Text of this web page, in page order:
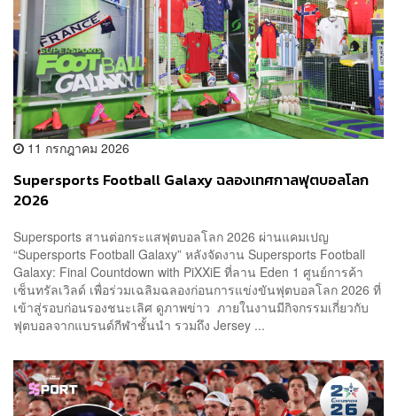
11 กรกฎาคม 2026
Supersports Football Galaxy ฉลองเทศกาลฟุตบอลโลก
2026
Supersports สานต่อกระแสฟุตบอลโลก 2026 ผ่านแคมเปญ
“Supersports Football Galaxy” หลังจัดงาน Supersports Football
Galaxy: Final Countdown with PiXXiE ที่ลาน Eden 1 ศูนย์การค้า
เซ็นทรัลเวิลด์ เพื่อร่วมเฉลิมฉลองก่อนการแข่งขันฟุตบอลโลก 2026 ที่
เข้าสู่รอบก่อนรองชนะเลิศ ดูภาพข่าว ภายในงานมีกิจกรรมเกี่ยวกับ
ฟุตบอลจากแบรนด์กีฬาชั้นนำ รวมถึง Jersey ...